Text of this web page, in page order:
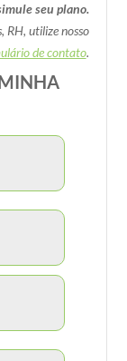
seu plano.
RH, utilize nosso
de contato.